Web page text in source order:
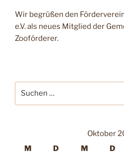
Wir begrüßen den
e.V. als neues Mitglied der
Zooförderer.
nach:
Oktober
M
D M D